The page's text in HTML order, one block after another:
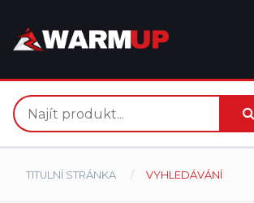
TITULNÍ STRÁNKA VYHLEDÁVÁNÍ